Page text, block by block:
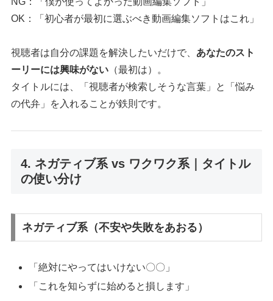
OK：「初心者が最初に選ぶべき動画編集ソフトはこれ」
視聴者は自分の課題を解決したいだけで、 あなたのスト
ーリーには興味がない （最初は）。
タイトルには、「視聴者が検索しそうな言葉」と「悩み
の代弁」を入れることが鉄則です。
4. ネガティブ系 vs ワクワク系｜タイトル
の使い分け
ネガティブ系（不安や失敗をあおる）
「絶対にやってはいけない〇〇」
「これを知らずに始めると損します」